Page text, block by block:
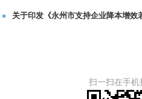
关于印发《永州市支持企业降本增效
扫一扫在手机